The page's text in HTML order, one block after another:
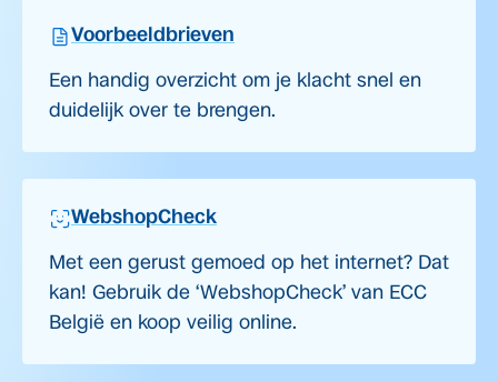
Voorbeeldbrieven
Een handig overzicht om je klacht snel en
duidelijk over te brengen.
WebshopCheck
Met een gerust gemoed op het internet? Dat
kan! Gebruik de ‘WebshopCheck’ van ECC
België en koop veilig online.